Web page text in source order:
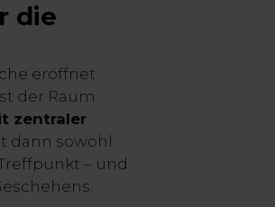
die
eröffnet
der Raum
zentraler
dann sowohl
– und